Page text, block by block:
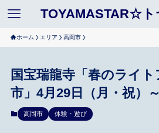
TOYAMASTAR☆ト
ホーム エリア 高岡市
国宝瑞龍寺「春のライ
市」4月29日（月・祝）
高岡市 体験・遊び